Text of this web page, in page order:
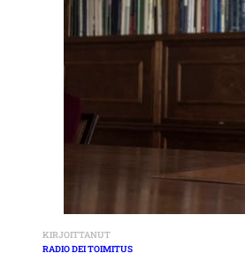
KIRJOITTANUT
RADIO DEI TOIMITUS